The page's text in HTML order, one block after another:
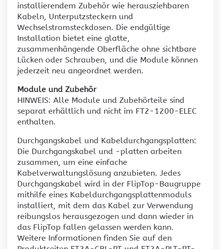
installierendem Zubehör wie herausziehbaren
Kabeln, Unterputzsteckern und
Wechselstromsteckdosen. Die endgültige
Installation bietet eine glatte,
zusammenhängende Oberfläche ohne sichtbare
Lücken oder Schrauben, und die Module können
jederzeit neu angeordnet werden.
Module und Zubehör
HINWEIS: Alle Module und Zubehörteile sind
separat erhältlich und nicht im FT2-1200-ELEC
enthalten.
Durchgangskabel und Kabeldurchgangsplatten:
Die Durchgangskabel und -platten arbeiten
zusammen, um eine einfache
Kabelverwaltungslösung anzubieten. Jedes
Durchgangskabel wird in der FlipTop-Baugruppe
mithilfe eines Kabeldurchgangsplattenmoduls
installiert, mit dem das Kabel zur Verwendung
reibungslos herausgezogen und dann wieder in
das FlipTop fallen gelassen werden kann.
Weitere Informationen finden Sie auf den